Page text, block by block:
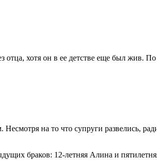
отца, хотя он в ее детстве еще был жив.
на то что супруги развелись,
браков: 12-летняя Алина и